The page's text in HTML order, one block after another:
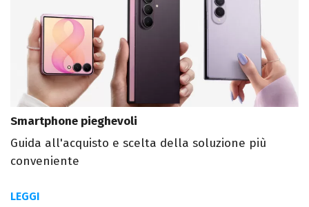
Smartphone pieghevoli
Guida all'acquisto e scelta della soluzione più
conveniente
LEGGI